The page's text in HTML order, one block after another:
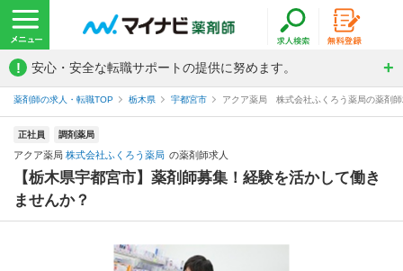
! 安心・安全な転職サポートの提供に努めます。
薬剤師の求人・転職TOP 栃木県 宇都宮市 アクア薬局 株式会社ふくろう薬局の薬剤
正社員 調剤薬局
アクア薬局 株式会社ふくろう薬局 の薬剤師求人
【栃木県宇都宮市】薬剤師募集！経験を活かして働き
ませんか？